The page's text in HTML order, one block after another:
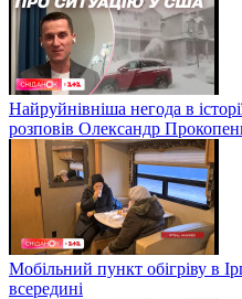
Найруйнівніша негода в
розповів Олександр
Мобільний пункт обігріву в
всередині